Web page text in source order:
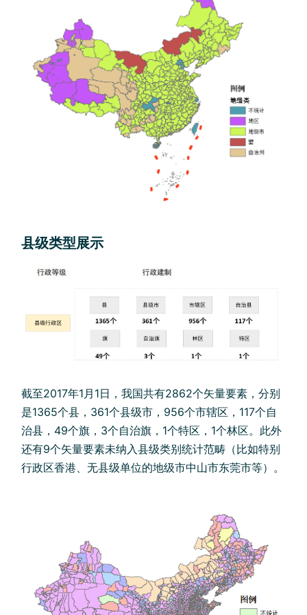
县级类型展示
截至2017年1月1日，我国共有2862个矢量要素，分别
是1365个县，361个县级市，956个市辖区，117个自
治县，49个旗，3个自治旗，1个特区，1个林区。此外
还有9个矢量要素未纳入县级类别统计范畴（比如特别
行政区香港、无县级单位的地级市中山市东莞市等）。